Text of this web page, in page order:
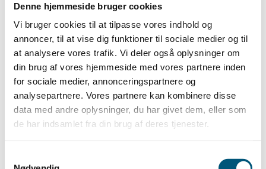
Denne hjemmeside bruger cookies
Vi bruger cookies til at tilpasse vores indhold og
annoncer, til at vise dig funktioner til sociale medier og til
at analysere vores trafik. Vi deler også oplysninger om
din brug af vores hjemmeside med vores partnere inden
for sociale medier, annonceringspartnere og
analysepartnere. Vores partnere kan kombinere disse
data med andre oplysninger, du har givet dem, eller som
de har indsamlet fra din brug af deres tjenester.
December 2023
14. DECEMBER 2023
Præcisering vedr. afskaffelsen af store bededag
13. DECEMBER 2023
Afskaffelse af store bededag
November 2023
Pligt til registrering af arbejdstid er udskudt til den 1. juli 2024
7. NOVEMBER 2023